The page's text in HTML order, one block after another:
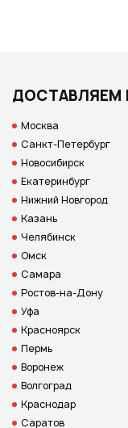
ДОСТАВЛЯЕМ
Москва
Санкт-Петербург
Новосибирск
Екатеринбург
Нижний Новгород
Казань
Челябинск
Омск
Самара
Ростов-на-Дону
Уфа
Красноярск
Пермь
Воронеж
Волгоград
Краснодар
Саратов